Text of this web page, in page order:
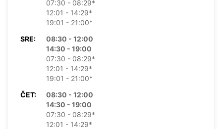
07:30 - 08:29*
12:01 - 14:29*
19:01 - 21:00*
SRE:
08:30 - 12:00
14:30 - 19:00
07:30 - 08:29*
12:01 - 14:29*
19:01 - 21:00*
ČET:
08:30 - 12:00
14:30 - 19:00
07:30 - 08:29*
12:01 - 14:29*